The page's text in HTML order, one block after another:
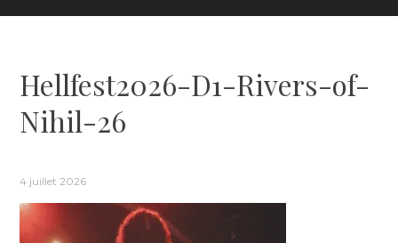
Hellfest2026-D1-Rivers-of-
Nihil-26
4 juillet 2026